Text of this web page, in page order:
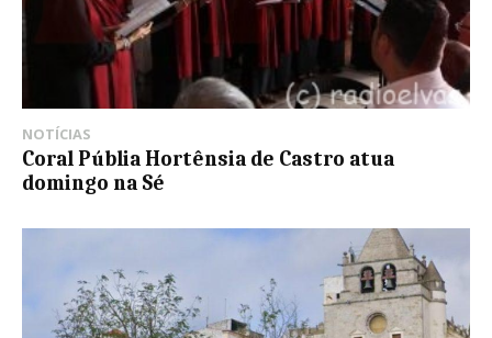
NOTÍCIAS
Coral Públia Hortênsia de Castro atua
domingo na Sé